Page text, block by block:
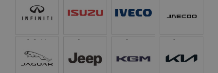
Infiniti Isuzu Iveco Jaecoo